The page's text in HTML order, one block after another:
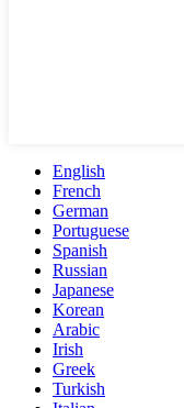
English
French
German
Portuguese
Spanish
Russian
Japanese
Korean
Arabic
Irish
Greek
Turkish